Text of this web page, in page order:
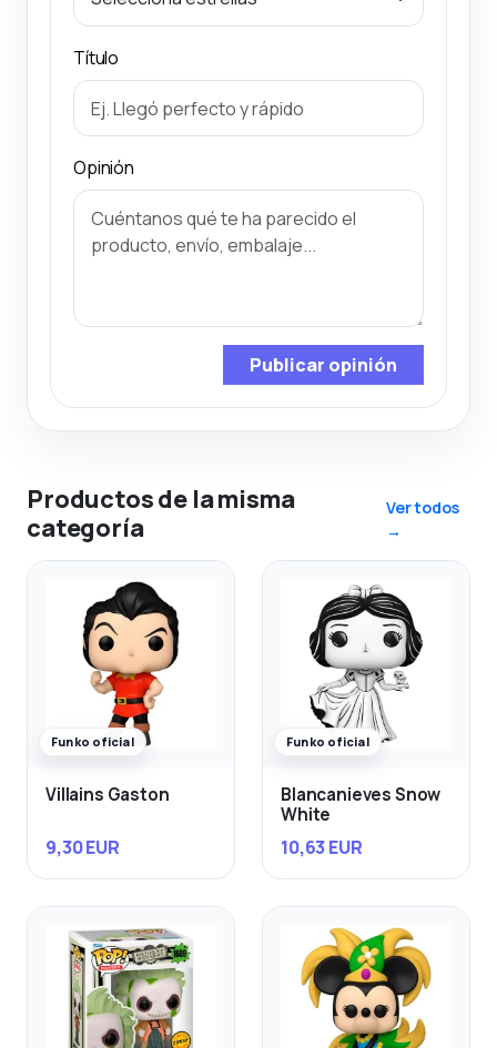
Título
Opinión
Publicar opinión
Productos de la misma
categoría
Ver todos
→
Funko oficial
Villains Gaston
9,30 EUR
Funko oficial
Blancanieves Snow
White
10,63 EUR